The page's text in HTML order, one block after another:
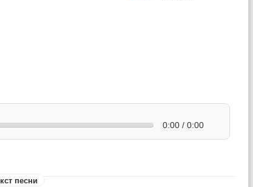
0:00 / 0:00
песни